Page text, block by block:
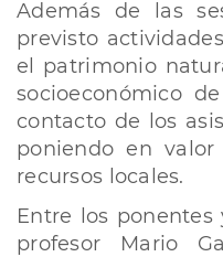
Además de las
previsto
el patrimonio
socioeconómico
contacto de los
poniendo en
recursos locales.
Entre los
profesor Mario